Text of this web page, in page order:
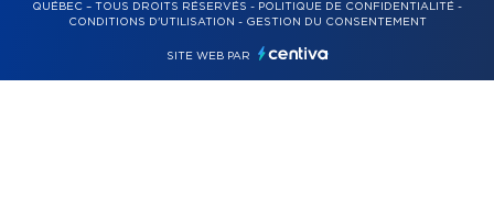
QUÉBEC – TOUS DROITS RÉSERVÉS - POLITIQUE DE CONFIDENTIALITÉ -
CONDITIONS D'UTILISATION - GESTION DU CONSENTEMENT
SITE WEB PAR